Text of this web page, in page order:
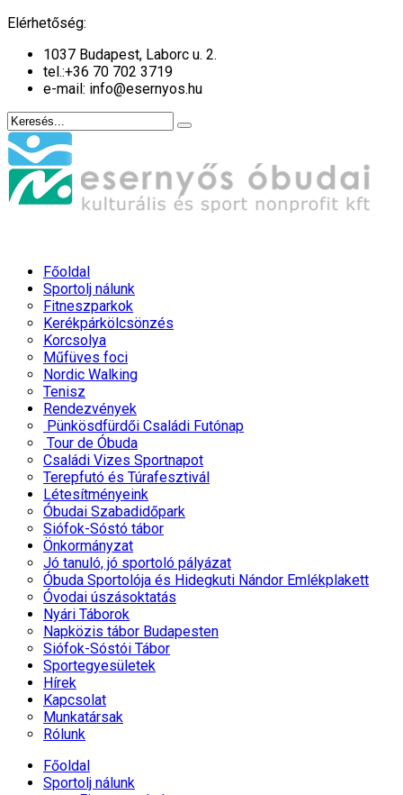
Elérhetőség:
1037 Budapest, Laborc u. 2.
tel.:+36 70 702 3719
e-mail: info@esernyos.hu
Főoldal
Sportolj nálunk
Fitneszparkok
Kerékpárkölcsönzés
Korcsolya
Műfüves foci
Nordic Walking
Tenisz
Rendezvények
Pünkösdfürdői Családi Futónap
Tour de Óbuda
Családi Vizes Sportnapot
Terepfutó és Túrafesztivál
Létesítményeink
Óbudai Szabadidőpark
Siófok-Sóstó tábor
Önkormányzat
Jó tanuló, jó sportoló pályázat
Óbuda Sportolója és Hidegkuti Nándor Emlékplakett
Óvodai úszásoktatás
Nyári Táborok
Napközis tábor Budapesten
Siófok-Sóstói Tábor
Sportegyesületek
Hírek
Kapcsolat
Munkatársak
Rólunk
Főoldal
Sportolj nálunk
év
hónap
év
hónap